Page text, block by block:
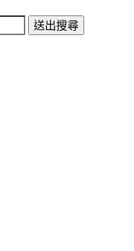
送出搜尋